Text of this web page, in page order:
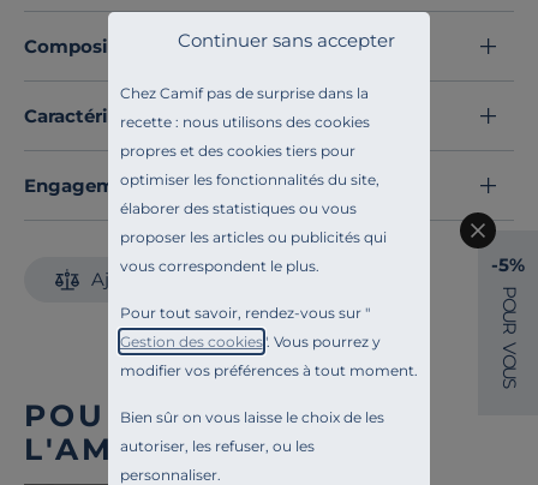
Chez Camif pas de surprise dans la
recette : nous utilisons des cookies
propres et des cookies tiers pour
optimiser les fonctionnalités du site,
élaborer des statistiques ou vous
proposer les articles ou publicités qui
vous correspondent le plus.
Pour tout savoir, rendez-vous sur "
Gestion des cookies". Vous pourrez y
modifier vos préférences à tout moment.
Bien sûr on vous laisse le choix de les
autoriser, les refuser, ou les
personnaliser.
Continuer sans accepter
casseroles leur donne un excellent rendement
thermique et permet de conserver la température de
votre préparation une fois sur la table. Les graduations
intérieures tous les 0.5 L vous permettront de doser
- Compapible tous feux et induction
- Passe au four, au gill et au lave-vaisselle
Découvrez toute notre sélection :
Composition et matières
Caractéristiques techniques
Engagements et traçabilité
Ajouter au comparateur
POUR COMPLÉTER
L'AMBIANCE
-5%
P
O
U
R
V
O
U
S